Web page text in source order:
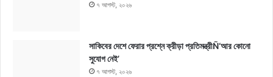
৭ আগস্ট, ২০২৬
সাকিবের দেশে ফেরার প্রশ্নে ক্রীড়া প্রতিমন্ত্রীÑ‘আর কোনো
সুযোগ নেই’
৭ আগস্ট, ২০২৬